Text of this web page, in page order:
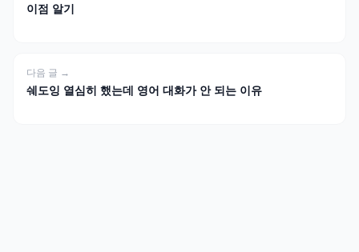
이점 알기
다음 글 →
쉐도잉 열심히 했는데 영어 대화가 안 되는 이유